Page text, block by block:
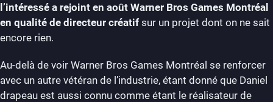
l’intéressé a rejoint en août Warner Bros Games Montréal
en qualité de directeur créatif sur un projet dont on ne sait
encore rien.
Au-delà de voir Warner Bros Games Montréal se renforcer
avec un autre vétéran de l’industrie, étant donné que Daniel
drapeau est aussi connu comme étant le réalisateur de